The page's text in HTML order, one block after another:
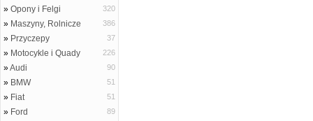
» Opony i Felgi 320
» Maszyny, Rolnicze 386
» Przyczepy 37
» Motocykle i Quady 226
»Audi 90
» BMW 51
» Fiat 51
» Ford 89